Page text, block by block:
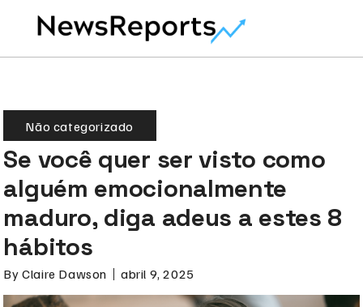
Não categorizado
Se você quer ser visto como
alguém emocionalmente
maduro, diga adeus a estes 8
hábitos
By Claire Dawson abril 9, 2025